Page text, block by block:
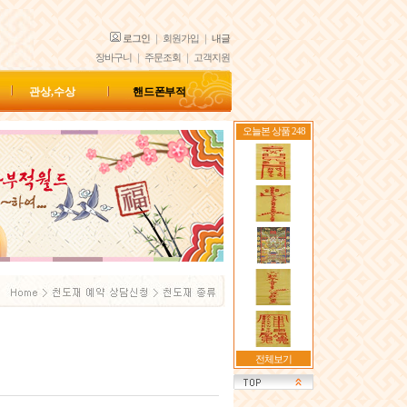
로그인 회원가입
내글
장바구니
｜ 주문조회 ｜ 고객지원
관상,수상 핸드폰 부적
오늘본 상품 248
전체보기